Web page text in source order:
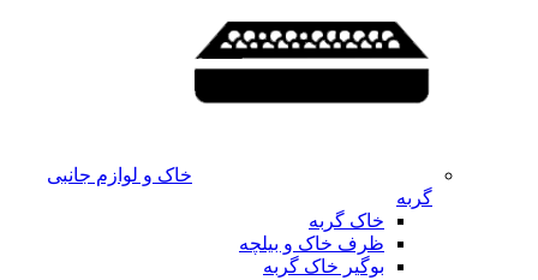
خاک و لوازم جانبی
گربه
خاک گربه
ظرف خاک و بیلچه
بوگیر خاک گربه